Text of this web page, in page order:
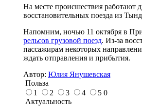
На месте происшествия работают
восстановительных поезда из
Напомним, ночью 11 октября в
рельсов грузовой поезд. Из-за
пассажирам некоторых
ждать отправления и прибытия.
Автор: Юлия Янушевская
Польза
1
2 3 4 5 0
Актуальность